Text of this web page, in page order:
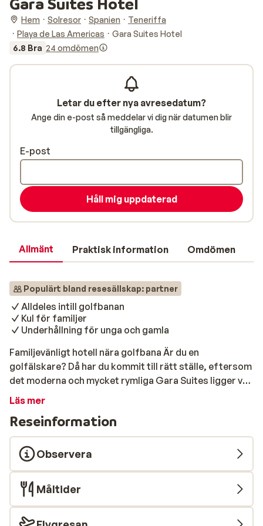
Hem Solresor Spanien
Teneriffa
Playa de Las Americas
Gara Suites Hotel
6.8 Bra 24 omdömen
Allmänt Praktisk information Omdömen
Populärt bland resesällskap: partner
Alldeles intill golfbanan
Kul för familjer
Underhållning för unga och gamla
Familjevänligt hotell nära golfbana Är du en
golfälskare? Då har du kommit till rätt ställe, eftersom
det moderna och mycket rymliga Gara Suites ligger vid
en stor golfbana. Golfbanan ligger därför praktiskt
är det här ett mycket trevligt hotell för hela familjen.
Rummen är moderna och rymliga och du kommer att få
en god vila här. Strand & pool För avkoppling och svalka
finns en rymlig pool där du kan koppla av efter en dag
på golfbanan eller bara njuta av solen. Här står
solstolarna uppradade runt poolen, slå dig ner med en
god bok eller din favorit pod och känn hur semestern
sakta börjar att innfinna sig. Den populära stranden,
Läs mer
Reseinformation
Observera
Måltider
Letar du efter nya avresedatum?
Ange din e-post så meddelar vi dig när datumen blir
tillgängliga.
E-post
Håll mig uppdaterad